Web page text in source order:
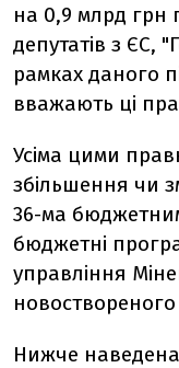
на 0,9 млрд грн
депутатів з ЄС,
рамках даного
вважають ці
Усіма цими
збільшення чи
36-ма
бюджетні
управління
Нижче